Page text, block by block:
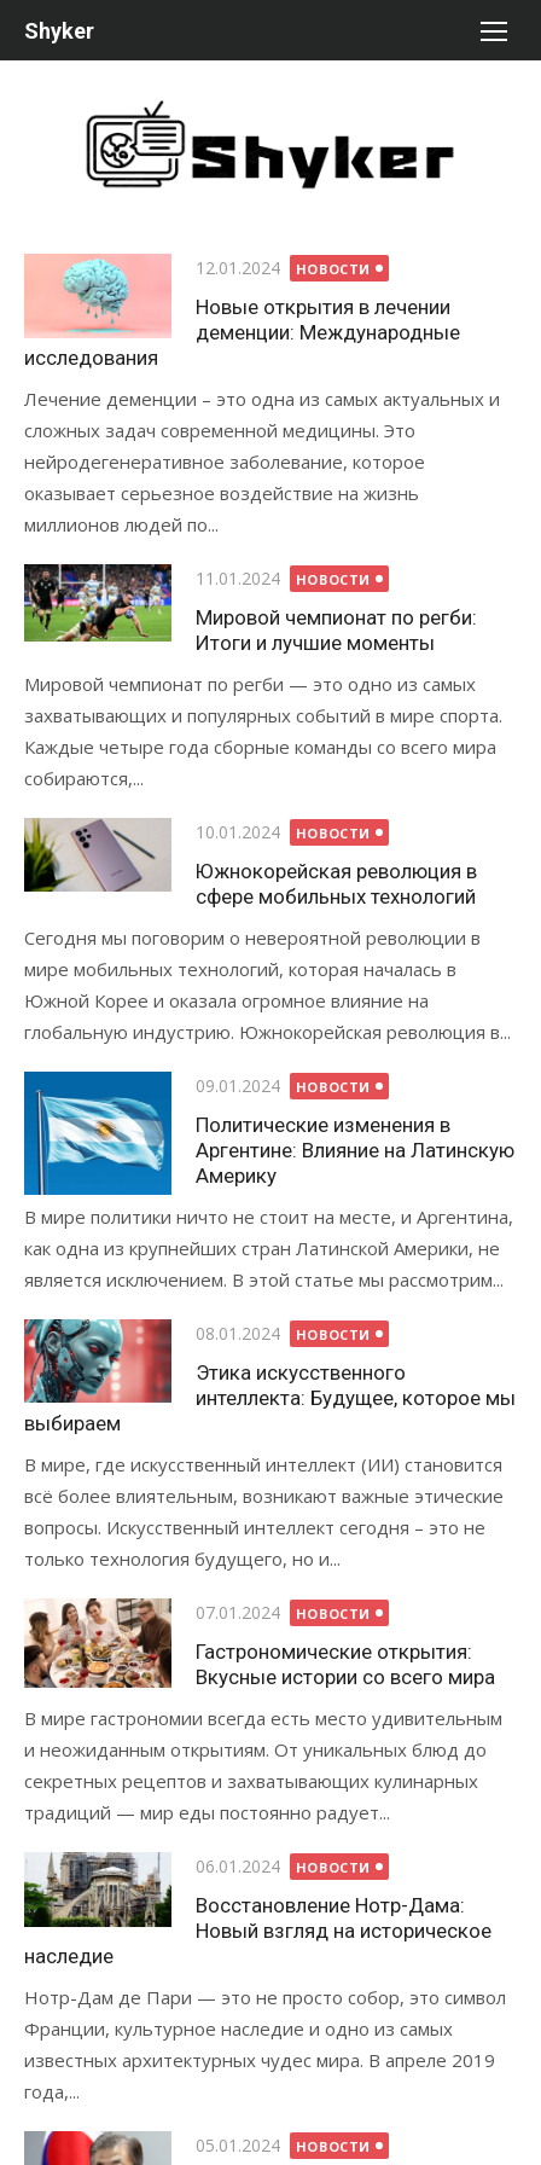
Shyker
Опубликовано
12.01.2024 НОВОСТИ
Новые открытия в лечении
деменции: Международные
исследования
Лечение деменции – это одна из самых актуальных и
сложных задач современной медицины. Это
нейродегенеративное заболевание, которое
оказывает серьезное воздействие на жизнь
миллионов людей по...
Опубликовано
11.01.2024 НОВОСТИ
Мировой чемпионат по регби:
Итоги и лучшие моменты
Мировой чемпионат по регби — это одно из самых
захватывающих и популярных событий в мире спорта.
Каждые четыре года сборные команды со всего мира
собираются,...
Опубликовано
10.01.2024 НОВОСТИ
Южнокорейская революция в
сфере мобильных технологий
Сегодня мы поговорим о невероятной революции в
мире мобильных технологий, которая началась в
Южной Корее и оказала огромное влияние на
глобальную индустрию. Южнокорейская революция в...
Опубликовано
09.01.2024 НОВОСТИ
Политические изменения в
Аргентине: Влияние на Латинскую
Америку
В мире политики ничто не стоит на месте, и Аргентина,
как одна из крупнейших стран Латинской Америки, не
является исключением. В этой статье мы рассмотрим...
Опубликовано
08.01.2024 НОВОСТИ
Этика искусственного
интеллекта: Будущее, которое мы
выбираем
В мире, где искусственный интеллект (ИИ) становится
всё более влиятельным, возникают важные этические
вопросы. Искусственный интеллект сегодня – это не
только технология будущего, но и...
Опубликовано
07.01.2024 НОВОСТИ
Гастрономические открытия:
Вкусные истории со всего мира
В мире гастрономии всегда есть место удивительным
и неожиданным открытиям. От уникальных блюд до
секретных рецептов и захватывающих кулинарных
традиций — мир еды постоянно радует...
Опубликовано
06.01.2024 НОВОСТИ
Восстановление Нотр-Дама:
Новый взгляд на историческое
наследие
Нотр-Дам де Пари — это не просто собор, это символ
Франции, культурное наследие и одно из самых
известных архитектурных чудес мира. В апреле 2019
года,...
Опубликовано
05.01.2024 НОВОСТИ